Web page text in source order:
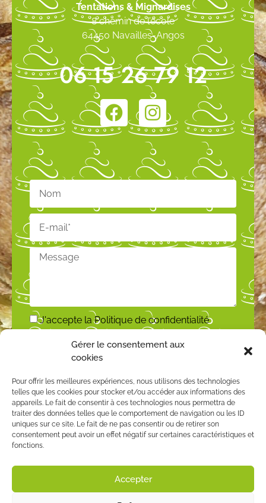
Gérer le consentement aux
cookies
Pour offrir les meilleures expériences, nous utilisons des technologies
telles que les cookies pour stocker et/ou accéder aux informations des
appareils. Le fait de consentir à ces technologies nous permettra de
traiter des données telles que le comportement de navigation ou les ID
uniques sur ce site. Le fait de ne pas consentir ou de retirer son
consentement peut avoir un effet négatif sur certaines caractéristiques et
fonctions.
Accepter
Tentations & Mignardises
8 chemin de l’école
64450 Navailles-Angos
06 15 26 79 12
J'accepte laPolitique de confidentialité
ENVOYER